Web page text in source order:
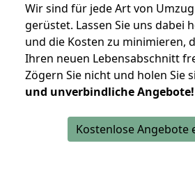
Wir sind für jede Art von
gerüstet. Lassen Sie uns dabei
und die Kosten zu minimieren,
Ihren neuen Lebensabschnitt
Zögern Sie nicht und holen Sie
und unverbindliche Angebote!
Kostenlose Angebote